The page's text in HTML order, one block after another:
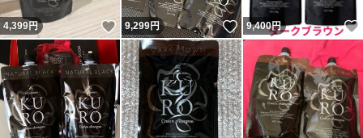
4,399円 いいね！
9,299円 いいね！
9,400円